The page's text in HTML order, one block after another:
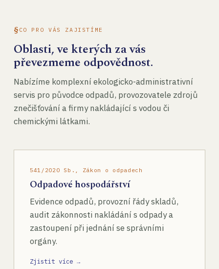
CO PRO VÁS ZAJISTÍME
Oblasti, ve kterých za vás
převezmeme odpovědnost.
Nabízíme komplexní ekologicko-administrativní
servis pro původce odpadů, provozovatele zdrojů
znečišťování a firmy nakládající s vodou či
chemickými látkami.
541/2020 Sb., Zákon o odpadech
Odpadové hospodářství
Evidence odpadů, provozní řády skladů,
audit zákonnosti nakládání s odpady a
zastoupení při jednání se správními
orgány.
Zjistit více →